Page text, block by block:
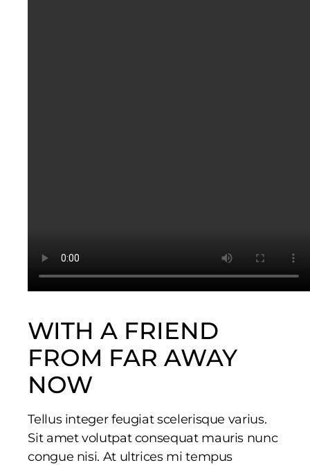
WITH A FRIEND
FROM FAR AWAY
NOW
Tellus integer feugiat scelerisque varius.
Sit amet volutpat consequat mauris nunc
congue nisi. At ultrices mi tempus